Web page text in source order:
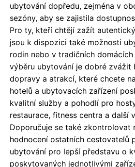
ubytování dopředu, zejména v
sezóny, aby se zajistila
Pro ty, kteří chtějí zažít
jsou k dispozici také možnosti
rodin nebo v tradičních domácích
výběru ubytování je dobré zvážit
dopravy a atrakcí, které chcete
hotelů a ubytovacích zařízení
kvalitní služby a pohodlí pro
restaurace, fitness centra a další
Doporučuje se také zkontrolovat
hodnocení ostatních cestovatelů
ubytování pro lepší představu o
poskytovaných jednotlivými